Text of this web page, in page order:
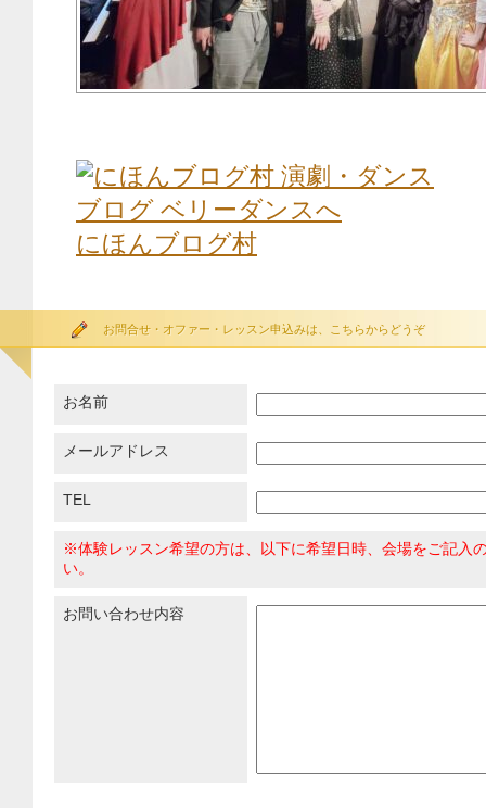
にほんブログ村
お問合せ・オファー・レッスン申込みは、こちらからどうぞ
お名前
メールアドレス
TEL
※体験レッスン希望の方は、以下に希望日時、会場をご記入
い。
お問い合わせ内容